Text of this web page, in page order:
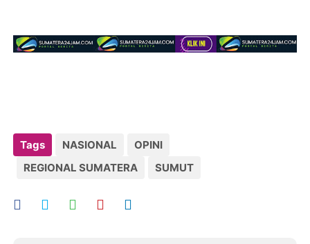
Tags NASIONAL
OPINI
REGIONAL SUMATERA
SUMUT